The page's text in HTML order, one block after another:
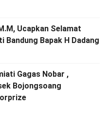
Ucapkan Selamat
Bandung Bapak H Dadang
Gagas Nobar ,
Bojongsoang